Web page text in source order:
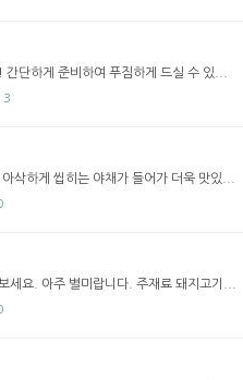
단하게 준비하여 푸짐하게 드실 수 있...
3
삭하게 씹히는 야채가 들어가 더욱 맛있...
세요. 아주 별미랍니다. 주재료 돼지고기...